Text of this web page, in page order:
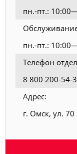
пн.-пт.:
пн.-пт.:
Телефон
8 800 200-54-
Адрес:
г. Омск, ул.